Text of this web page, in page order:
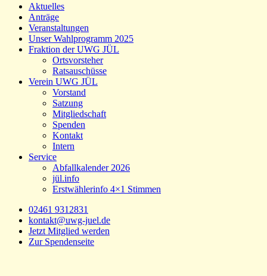
Aktuelles
Anträge
Veranstaltungen
Unser Wahlprogramm 2025
Fraktion der UWG JÜL
Ortsvorsteher
Ratsauschüsse
Verein UWG JÜL
Vorstand
Satzung
Mitgliedschaft
Spenden
Kontakt
Intern
Service
Abfallkalender 2026
jül.info
Erstwählerinfo 4×1 Stimmen
02461 9312831
kontakt@uwg-juel.de
Jetzt Mitglied werden
Zur Spendenseite